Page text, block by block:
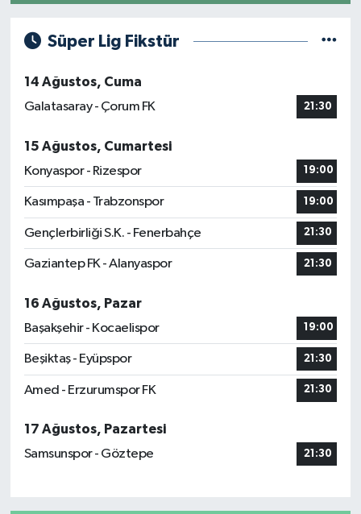
Süper Lig Fikstür
14 Ağustos, Cuma
Galatasaray - Çorum FK
21:30
15 Ağustos, Cumartesi
Konyaspor - Rizespor
19:00
Kasımpaşa - Trabzonspor 19:00
Gençlerbirliği S.K. - Fenerbahçe 21:30
Gaziantep FK - Alanyaspor 21:30
16 Ağustos, Pazar
Başakşehir - Kocaelispor
19:00
Beşiktaş - Eyüpspor 21:30
Amed - Erzurumspor FK 21:30
17 Ağustos, Pazartesi
Samsunspor - Göztepe
21:30